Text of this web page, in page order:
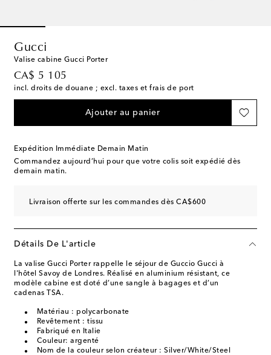
Gucci
Valise cabine Gucci Porter
CA$ 5 105
original price
incl. droits de douane ; excl. taxes et frais de port
Ajouter au panier
Expédition Immédiate Demain Matin
Commandez aujourd’hui pour que votre colis soit expédié dès
demain matin.
Livraison offerte sur les commandes dès CA$600
Détails De L'article
La valise Gucci Porter rappelle le séjour de Guccio Gucci à
l'hôtel Savoy de Londres. Réalisé en aluminium résistant, ce
modèle cabine est doté d’une sangle à bagages et d’un
cadenas TSA.
Matériau : polycarbonate
Revêtement : tissu
Fabriqué en Italie
Couleur: argenté
Nom de la couleur selon créateur : Silver/White/Steel